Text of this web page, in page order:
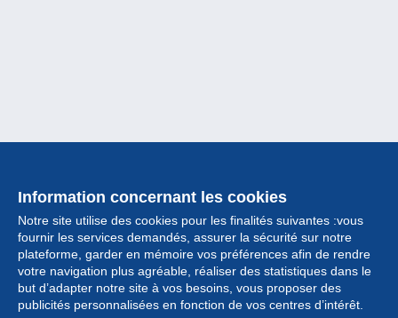
Information concernant les cookies
Notre site utilise des cookies pour les finalités suivantes :vous
fournir les services demandés, assurer la sécurité sur notre
plateforme, garder en mémoire vos préférences afin de rendre
votre navigation plus agréable, réaliser des statistiques dans le
but d’adapter notre site à vos besoins, vous proposer des
publicités personnalisées en fonction de vos centres d’intérêt.
Collection